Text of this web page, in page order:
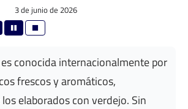
3 de junio de 2026
es conocida internacionalmente por
frescos y aromáticos,
elaborados con verdejo. Sin